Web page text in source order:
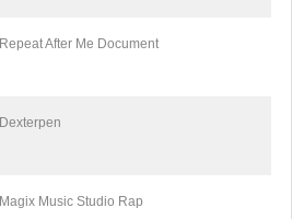
Repeat After Me Document
Dexterpen
Magix Music Studio Rap